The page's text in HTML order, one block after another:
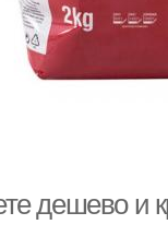
дешево и